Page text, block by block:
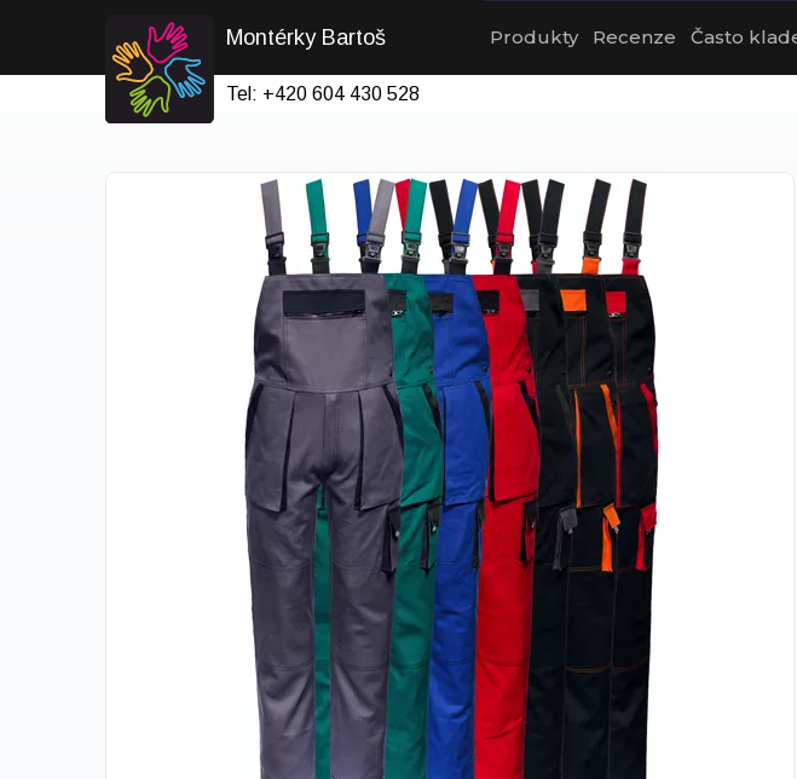
Montérky Bartoš
Tel: +420 604 430 528
Produkty Recenze Často